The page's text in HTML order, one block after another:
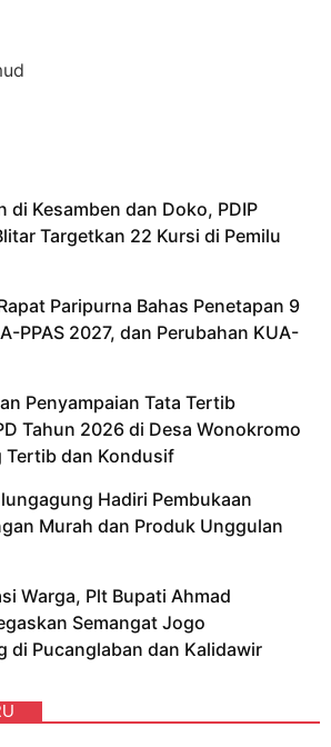
di Kesamben dan Doko, PDIP
Targetkan 22 Kursi di Pemilu
Paripurna Bahas Penetapan 9
PPAS 2027, dan Perubahan KUA-
Penyampaian Tata Tertib
Tahun 2026 di Desa Wonokromo
Tertib dan Kondusif
Hadiri Pembukaan
Murah dan Produk Unggulan
Warga, Plt Bupati Ahmad
Semangat Jogo
di Pucanglaban dan Kalidawir